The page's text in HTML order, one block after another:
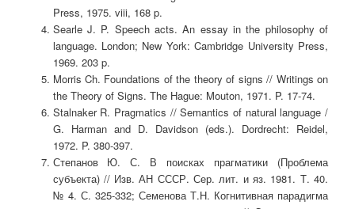
Press, 1975. viii, 168 p.
Searle J. P. Speech acts. An essay in the philosophy of
language. London; New York: Cambridge University Press,
1969. 203 p.
Morris Ch. Foundations of the theory of signs // Writings on
the Theory of Signs. The Hague: Mouton, 1971. P. 17-74.
Stalnaker R. Pragmatics // Semantics of natural language /
G. Harman and D. Davidson (eds.). Dordrecht: Reidel,
1972. P. 380-397.
Степанов Ю. С. В поисках прагматики (Проблема
субъекта) // Изв. АН СССР. Сер. лит. и яз. 1981. Т. 40.
№ 4. С. 325-332; Семенова Т.Н. Когнитивная парадигма